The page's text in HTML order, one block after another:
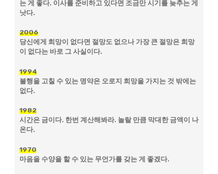
는 게 좋다. 이사를 준비하고 있다면 조금만 시기를 늦추는 게
낫다.
2006
당신에게 희망이 없다면 절망도 없으나 가장 큰 절망은 희망
이 없다는 바로 그 사실이다.
1994
불행을 고칠 수 있는 명약은 오로지 희망을 가지는 것 밖에는
없다.
1982
시간은 금이다. 한번 계산해봐라. 놀랄 만큼 막대한 금액이 나
온다.
1970
마음을 수양을 할 수 있는 무언가를 갖는 게 좋겠다.